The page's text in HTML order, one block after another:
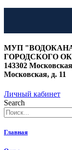
к
содержимому
МУП
ГОРОДСКОГО
143302
Московская, д. 11
Личный кабинет
Search
Главная